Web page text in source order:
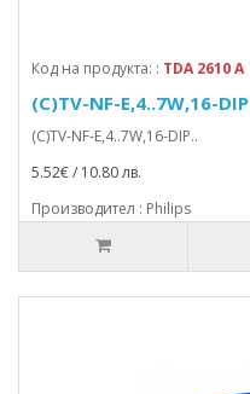
Код на продукта: : TDA 2610 A
(C)TV-NF-E,4..7W,16-DIP
(C)TV-NF-E,4..7W,16-DIP..
5.52€ / 10.80 лв.
Производител : Philips